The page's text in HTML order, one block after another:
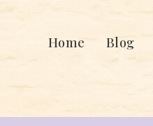
Home Blog